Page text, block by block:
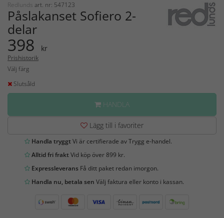
Redlunds art. nr: 547123
Påslakanset Sofiero 2-
delar
398 kr
Prishistorik
Välj färg
Slutsåld
HANDLA
Lägg till i favoriter
Handla tryggtVi är certifierade av Trygg e-handel.
Alltid fri fraktVid köp över 899 kr.
Expressleverans Få ditt paket redan imorgon.
Handla nu, betala sen Välj faktura eller konto i kassan.